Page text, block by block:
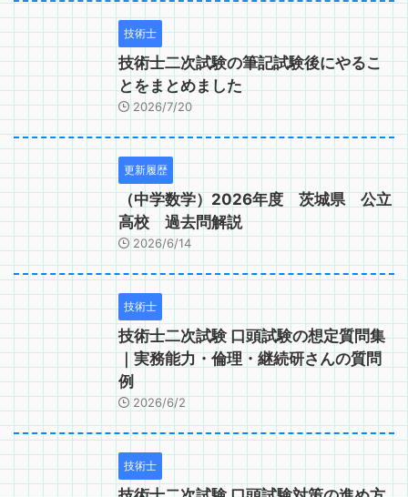
技術士
技術士二次試験の筆記試験後にやるこ
とをまとめました
2026/7/20
更新履歴
（中学数学）2026年度 茨城県 公立
高校 過去問解説
2026/6/14
技術士
技術士二次試験 口頭試験の想定質問集
｜実務能力・倫理・継続研さんの質問
例
2026/6/2
技術士